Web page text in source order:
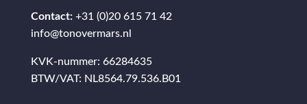
Contact: +31 (0)20 615 71 42
info@tonovermars.nl
KVK-nummer: 66284635
BTW/VAT: NL8564.79.536.B01